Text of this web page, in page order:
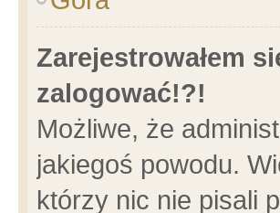
Zarejestrowałem
zalogować!?!
Możliwe, że
jakiegoś powodu.
którzy nic nie pisali